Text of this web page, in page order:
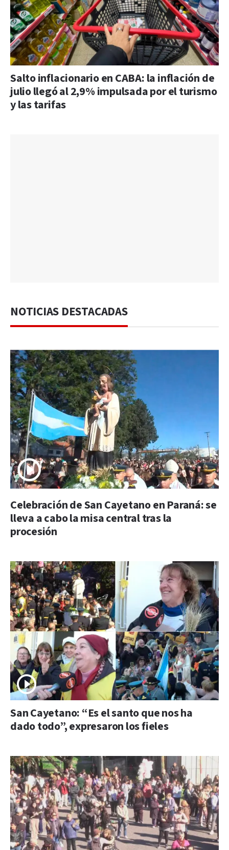
Salto inflacionario en CABA: la inflación de
julio llegó al 2,9% impulsada por el turismo
y las tarifas
NOTICIAS DESTACADAS
Celebración de San Cayetano en Paraná: se
lleva a cabo la misa central tras la
procesión
San Cayetano: “Es el santo que nos ha
dado todo”, expresaron los fieles